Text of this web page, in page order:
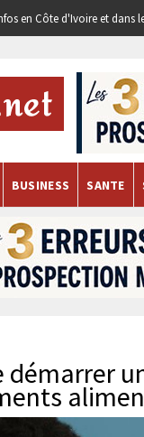
en Côte d'Ivoire et dans
BUSINESS SANTE
démarrer